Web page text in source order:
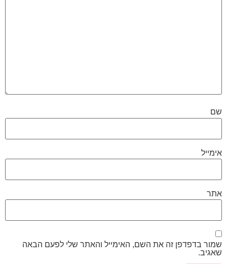
שם
אימייל
אתר
שמור בדפדפן זה את השם, האימייל והאתר שלי לפעם הבאה
שאגיב.